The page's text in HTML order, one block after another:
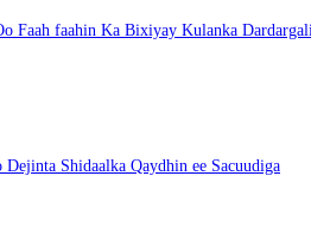
Faah faahin Ka Bixiyay Kulanka
Shidaalka Qaydhin ee Sacuudiga